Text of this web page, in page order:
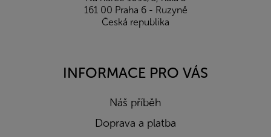
161 00 Praha 6 - Ruzyně
Česká republika
INFORMACE PRO VÁS
Náš příběh
Doprava a platba